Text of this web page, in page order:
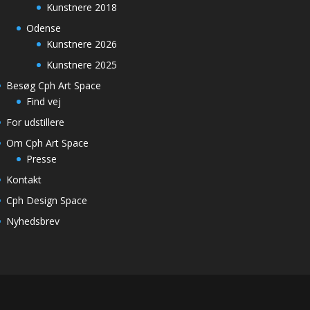
Kunstnere 2018
Odense
Kunstnere 2026
Kunstnere 2025
Besøg Cph Art Space
Find vej
For udstillere
Om Cph Art Space
Presse
Kontakt
Cph Design Space
Nyhedsbrev